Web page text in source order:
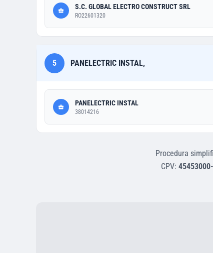
S.C. GLOBAL ELECTRO CONSTRUCT SRL
RO22601320
5 PANELECTRIC INSTAL,
PANELECTRIC INSTAL
38014216
Procedura
CPV: